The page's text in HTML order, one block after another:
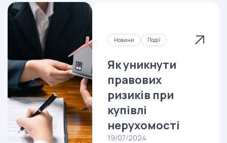
Новини Події
Як уникнути
правових
ризиків при
купівлі
нерухомості
19/07/2024